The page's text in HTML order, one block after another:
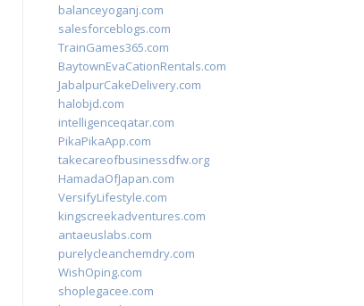
balanceyoganj.com
salesforceblogs.com
TrainGames365.com
BaytownEvaCationRentals.com
JabalpurCakeDelivery.com
halobjd.com
intelligenceqatar.com
PikaPikaApp.com
takecareofbusinessdfw.org
HamadaOfJapan.com
VersifyLifestyle.com
kingscreekadventures.com
antaeuslabs.com
purelycleanchemdry.com
WishOping.com
shoplegacee.com